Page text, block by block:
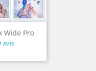
Wide Pro
avis